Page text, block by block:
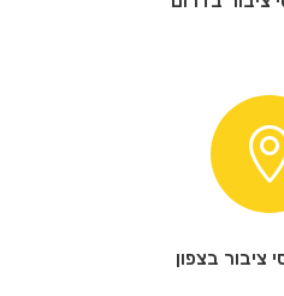
ציבור בצפון